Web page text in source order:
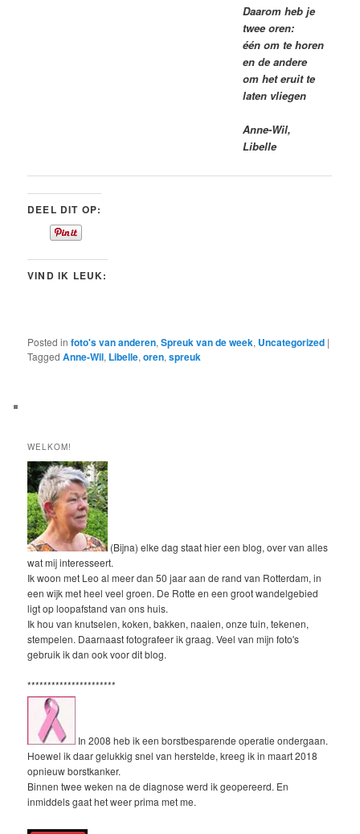
Daarom heb je
twee oren:
één om te horen
en de andere
om het eruit te
laten vliegen
Anne-Wil,
Libelle
DEEL DIT OP:
VIND IK LEUK:
Posted in foto's van anderen,Spreuk van de week, Uncategorized |
Tagged Anne-Wil, Libelle,oren,spreuk
WELKOM!
(Bijna) elke dag staat hier een blog, over van alles
wat mij interesseert.
Ik woon met Leo al meer dan 50 jaar aan de rand van Rotterdam, in
een wijk met heel veel groen. De Rotte en een groot wandelgebied
ligt op loopafstand van ons huis.
Ik hou van knutselen, koken, bakken, naaien, onze tuin, tekenen,
stempelen. Daarnaast fotografeer ik graag. Veel van mijn foto's
gebruik ik dan ook voor dit blog.
**********************
In 2008 heb ik een borstbesparende operatie ondergaan.
Hoewel ik daar gelukkig snel van herstelde, kreeg ik in maart 2018
opnieuw borstkanker.
Binnen twee weken na de diagnose werd ik geopereerd. En
inmiddels gaat het weer prima met me.